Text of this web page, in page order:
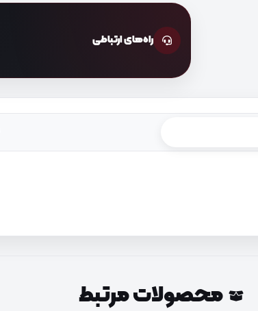
راه‌های ارتباطی
محصولات مرتبط